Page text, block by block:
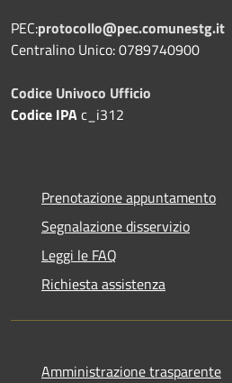
PEC:protocollo@pec.comunestg.it
Centralino Unico: 0789740900
Codice Univoco Ufficio
Codice IPAc_i312
Prenotazione appuntamento
Segnalazione disservizio
Leggi le FAQ
Richiesta assistenza
Amministrazione trasparente